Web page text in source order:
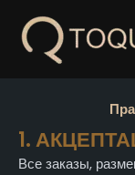
содержанию
1.
Все заказы,